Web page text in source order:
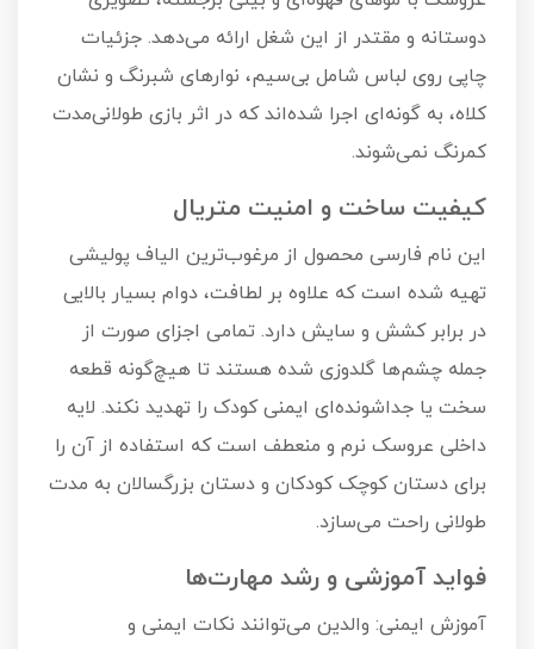
دوستانه و مقتدر از این شغل ارائه می‌دهد. جزئیات
چاپی روی لباس شامل بی‌سیم، نوارهای شبرنگ و نشان
کلاه، به گونه‌ای اجرا شده‌اند که در اثر بازی طولانی‌مدت
کمرنگ نمی‌شوند.
کیفیت ساخت و امنیت متریال
این نام فارسی محصول از مرغوب‌ترین الیاف پولیشی
تهیه شده است که علاوه بر لطافت، دوام بسیار بالایی
در برابر کشش و سایش دارد. تمامی اجزای صورت از
جمله چشم‌ها گلدوزی شده هستند تا هیچ‌گونه قطعه
سخت یا جداشونده‌ای ایمنی کودک را تهدید نکند. لایه
داخلی عروسک نرم و منعطف است که استفاده از آن را
برای دستان کوچک کودکان و دستان بزرگسالان به مدت
طولانی راحت می‌سازد.
فواید آموزشی و رشد مهارت‌ها
آموزش ایمنی: والدین می‌توانند نکات ایمنی و